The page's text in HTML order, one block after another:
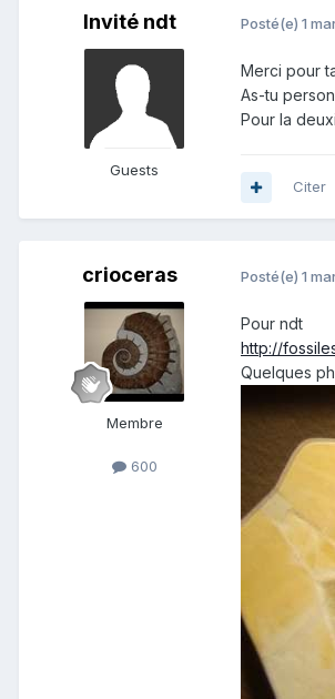
Invité ndt
Guests
Posté(e) 1
Merci pour
As-tu
Pour la
Citer
crioceras
Membre
600
Posté(e) 1
Pour ndt
http://
Quelques